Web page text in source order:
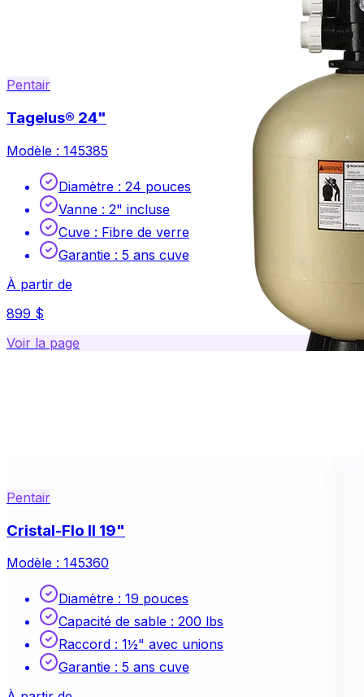
Pentair
Tagelus® 24"
Modèle : 145385
Diamètre : 24 pouces
Vanne : 2" incluse
Cuve : Fibre de verre
Garantie : 5 ans cuve
À partir de
899 $
Voir la page
Pentair
Cristal-Flo II 19"
Modèle : 145360
Diamètre : 19 pouces
Capacité de sable : 200 lbs
Raccord : 1½" avec unions
Garantie : 5 ans cuve